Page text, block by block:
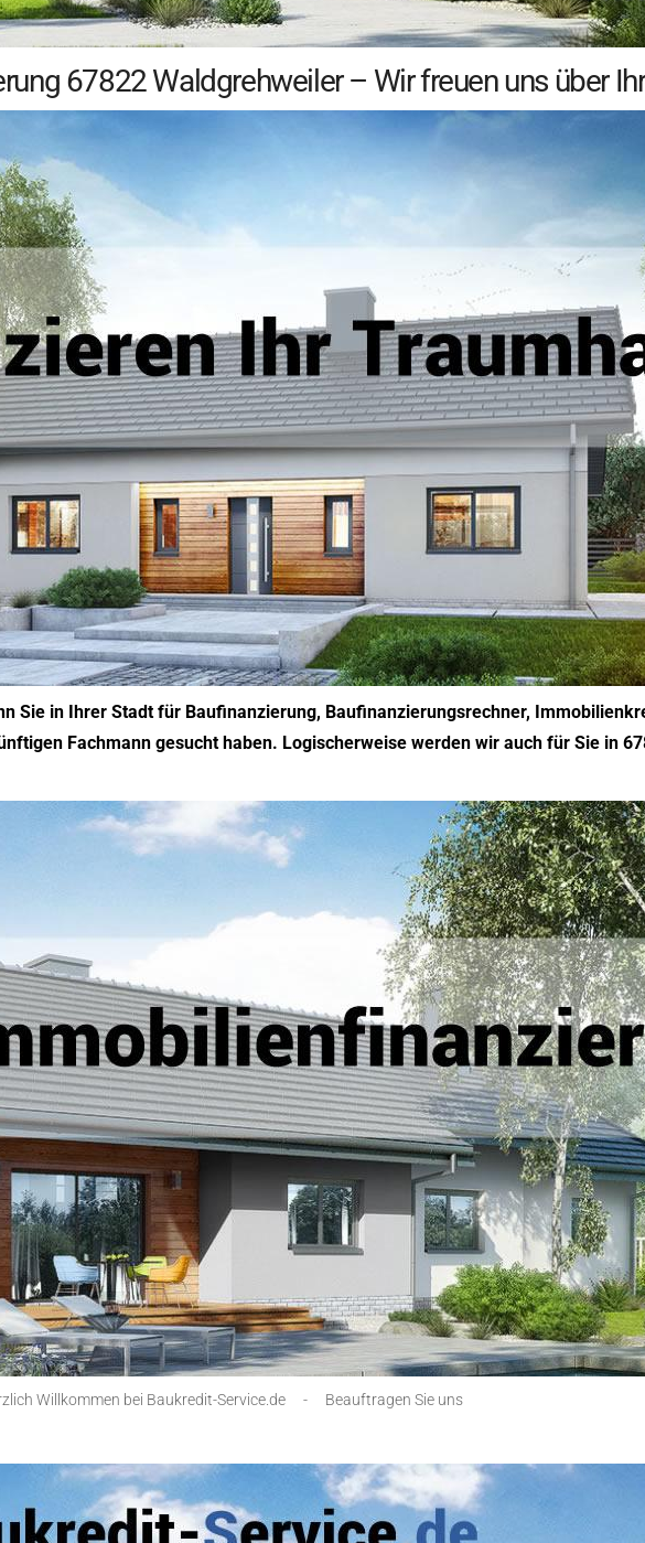
67822 Waldgrehweiler – Wir freuen uns über
Sie in Ihrer Stadt für Baufinanzierung, Baufinanzierungsrechner,
Fachmann gesucht haben. Logischerweise werden wir auch für Sie in
Willkommen bei Baukredit-Service.de - Beauftragen Sie uns